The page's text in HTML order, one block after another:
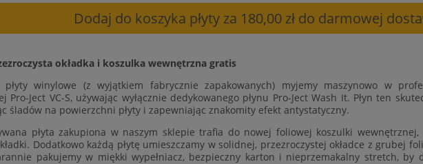
Dodaj do koszyka płyty za 180,00 zł do darmowej
okładka i koszulka wewnętrzna gratis
płyty winylowe (z wyjątkiem fabrycznie zapakowanych) myjemy maszynowo w
Pro-Ject VC-S, używając wyłącznie dedykowanego płynu Pro-Ject Wash It. Płyn ten
śladów na powierzchni płyty i zapewniając znakomity efekt antystatyczny.
płyta zakupiona w naszym sklepie trafia do nowej foliowej koszulki
Dodatkowo każdą płytę umieszczamy w solidnej, przezroczystej okładce z grubej
pakujemy w miękki wypełniacz, bezpieczny karton i nieprzemakalny stretch, by